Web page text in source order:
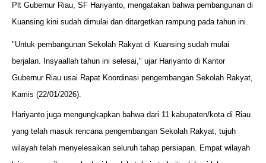
Plt Gubernur Riau, SF Hariyanto, mengatakan bahwa pembangunan di
Kuansing kini sudah dimulai dan ditargetkan rampung pada tahun ini.
"Untuk pembangunan Sekolah Rakyat di Kuansing sudah mulai
berjalan. Insyaallah tahun ini selesai," ujar Hariyanto di Kantor
Gubernur Riau usai Rapat Koordinasi pengembangan Sekolah Rakyat,
Kamis (22/01/2026).
Hariyanto juga mengungkapkan bahwa dari 11 kabupaten/kota di Riau
yang telah masuk rencana pengembangan Sekolah Rakyat, tujuh
wilayah telah menyelesaikan seluruh tahap persiapan. Empat wilayah